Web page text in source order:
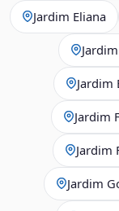
Jardim Eliana
Jardim
Jardim
Jardim
Jardim